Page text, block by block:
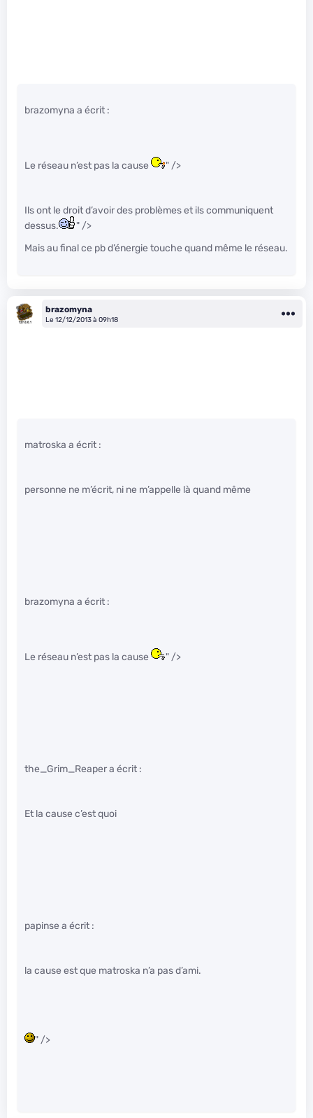
brazomyna a écrit :
Le réseau n’est pas la cause " />
Ils ont le droit d’avoir des problèmes et ils communiquent
dessus.
" />
Mais au final ce pb d’énergie touche quand même le réseau.
brazomyna
Le 12/12/2013 à 09h18
matroska a écrit :
personne ne m’écrit, ni ne m’appelle là quand même
brazomyna a écrit :
Le réseau n’est pas la cause " />
the_Grim_Reaper a écrit :
Et la cause c’est quoi
papinse a écrit :
la cause est que matroska n’a pas d’ami.
" />